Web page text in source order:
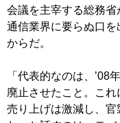
会議を主宰する総務
通信業界に要らぬ口
からだ。
「代表的なのは、’08
廃止させたこと。こ
売り上げは激減し、